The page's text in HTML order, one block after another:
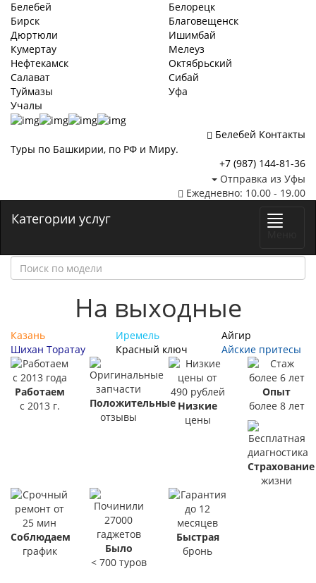
Белебей
Белорецк
Бирск
Благовещенск
Дюртюли
Ишимбай
Кумертау
Мелеуз
Нефтекамск
Октябрьский
Салават
Сибай
Туймазы
Уфа
Учалы
Белебей Контакты
Туры по Башкирии, по РФ и Миру.
+7 (987) 144-81-36
Отправка из Уфы
Ежедневно: 10.00 - 19.00
Категории услуг
На выходные
Казань Иремель
Айгир
Шихан Торатау
Красный ключ Айские притесы
Работаем
с 2013 г.
Положительные
отзывы
Низкие
цены
Опыт
более 8 лет
Страхование
жизни
Соблюдаем
график
Было
< 700 туров
Быстрая
бронь